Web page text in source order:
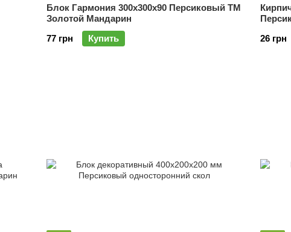
Блок Гармония 300х300х90 Персиковый ТМ
Золотой Мандарин
77 грн
Купить
26 грн